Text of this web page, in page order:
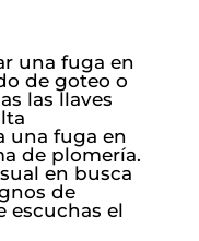
una fuga en
de goteo o
las llaves
una fuga en
de plomería.
en busca
de
escuchas el